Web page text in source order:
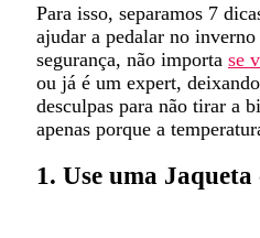
Para isso, separamos 7
ajudar a pedalar no
segurança, não importa se
ou já é um expert,
desculpas para não tirar a
apenas porque a
1. Use uma